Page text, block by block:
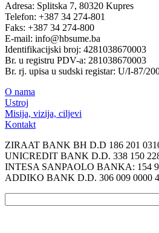
Adresa: Splitska 7, 80320 Kupres
Telefon: +387 34 274-801
Faks: +387 34 274-800
E-mail: info@hbsume.ba
Identifikacijski broj: 4281038670003
Br. u registru PDV-a: 281038670003
Br. rj. upisa u sudski registar: U/I-87/
O nama
Ustroj
Misija, vizija, ciljevi
Kontakt
ZIRAAT BANK BH D.D 186 201
UNICREDIT BANK D.D. 338 150
INTESA SANPAOLO BANKA: 154
ADDIKO BANK D.D. 306 009 0000